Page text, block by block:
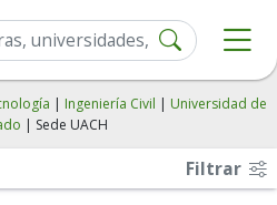
| Ingeniería Civil | Universidad de
| Sede UACH
Filtrar